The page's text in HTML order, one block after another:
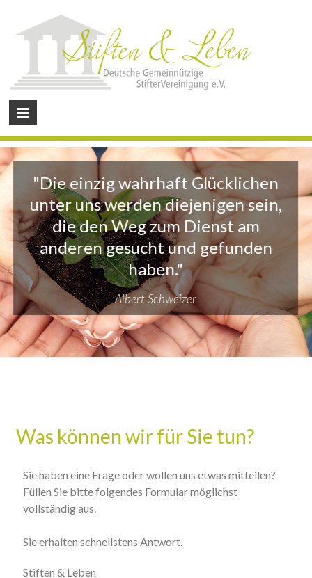
"Die einzig wahrhaft Glücklichen
unter uns werden diejenigen sein,
die den Weg zum Dienst am
anderen gesucht und gefunden
haben."
Albert Schweizer
Was können wir für Sie tun?
Sie haben eine Frage oder wollen uns etwas mitteilen?
Füllen Sie bitte folgendes Formular möglichst
vollständig aus.
Sie erhalten schnellstens Antwort.
Stiften & Leben